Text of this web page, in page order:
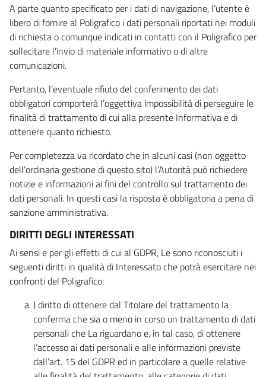
A parte quanto specificato per i dati di navigazione, l’utente è
libero di fornire al Poligrafico i dati personali riportati nei moduli
di richiesta o comunque indicati in contatti con il Poligrafico per
sollecitare l’invio di materiale informativo o di altre
comunicazioni.
Pertanto, l’eventuale rifiuto del conferimento dei dati
obbligatori comporterà l’oggettiva impossibilità di perseguire le
finalità di trattamento di cui alla presente Informativa e di
ottenere quanto richiesto.
Per completezza va ricordato che in alcuni casi (non oggetto
dell’ordinaria gestione di questo sito) l’Autorità può richiedere
notizie e informazioni ai fini del controllo sul trattamento dei
dati personali. In questi casi la risposta è obbligatoria a pena di
sanzione amministrativa.
DIRITTI DEGLI INTERESSATI
Ai sensi e per gli effetti di cui al GDPR, Le sono riconosciuti i
seguenti diritti in qualità di Interessato che potrà esercitare nei
confronti del Poligrafico:
) diritto di ottenere dal Titolare del trattamento la
conferma che sia o meno in corso un trattamento di dati
personali che La riguardano e, in tal caso, di ottenere
l’accesso ai dati personali e alle informazioni previste
dall’art. 15 del GDPR ed in particolare a quelle relative